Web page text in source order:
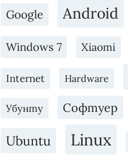
Google Android
Windows 7 Xiaomi
Internet Hardware
Убунту Софтуер
Ubuntu
Linux